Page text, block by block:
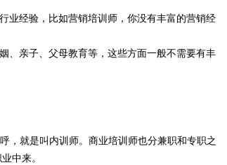
经验，比如营销培训师，你没有丰富的营销经
亲子、父母教育等，这些方面一般不需要有丰
，就是叫内训师。商业培训师也分兼职和专职之
中来。